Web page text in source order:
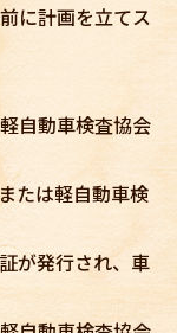
に計画を立てス
自動車検査協会
たは軽自動車検
が発行され、車